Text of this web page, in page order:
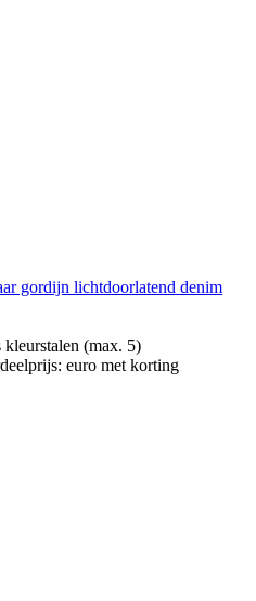
gordijn lichtdoorlatend denim
kleurstalen (max. 5)
euro met korting